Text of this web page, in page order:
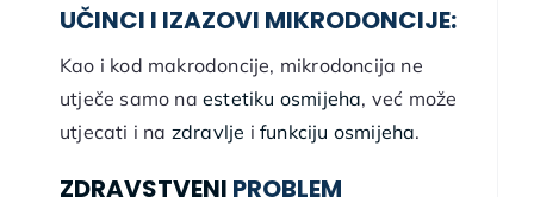
UČINCI I IZAZOVI MIKRODONCIJE:
Kao i kod makrodoncije, mikrodoncija ne
utječe samo na estetiku osmijeha, već može
utjecati i na zdravlje i funkciju osmijeha.
ZDRAVSTVENI PROBLEM